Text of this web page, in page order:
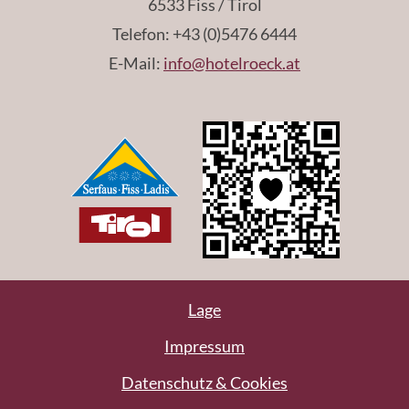
6533 Fiss / Tirol
Telefon: +43 (0)5476 6444
E-Mail: info@hotelroeck.at
Lage
Impressum
Datenschutz & Cookies